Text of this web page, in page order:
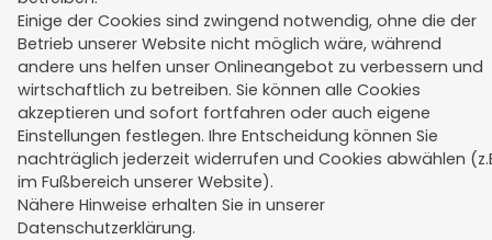
Einige der Cookies sind zwingend notwendig, ohne die der
Betrieb unserer Website nicht möglich wäre, während
andere uns helfen unser Onlineangebot zu verbessern und
wirtschaftlich zu betreiben. Sie können alle Cookies
akzeptieren und sofort fortfahren oder auch eigene
Einstellungen festlegen. Ihre Entscheidung können Sie
nachträglich jederzeit widerrufen und Cookies abwählen
im Fußbereich unserer Website).
Nähere Hinweise erhalten Sie in unserer
Datenschutzerklärung.
Datenschutz
Widerruf
Kündigung
Bildnachweise
Cookie-Einstellungen